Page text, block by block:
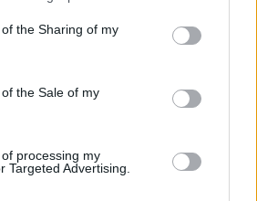
the Sharing of my
the Sale of my
processing my
Targeted Advertising.
ή Ζάκυνθος